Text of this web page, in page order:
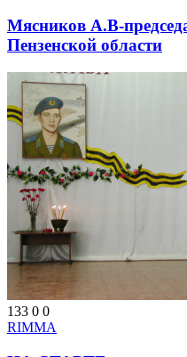
Мясников А.В-
Пензенской области
133 0 0
RIMMA